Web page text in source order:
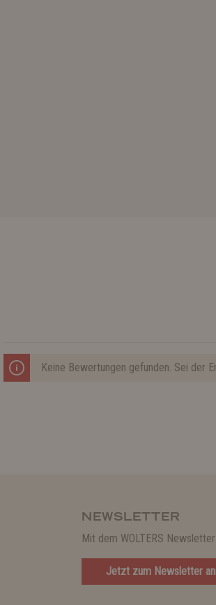
Keine Bewertungen gefunden. Sei der
NEWSLETTER
Mit dem WOLTERS
Jetzt zum Newsletter